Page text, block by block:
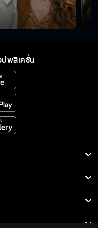
มียของผมเอง!
น่าจะเป็นเจ้าของสร้อยราคา
วาย ก็เปลืองน้ำลายเปล่า ๆ
ปพลิเคชั่น